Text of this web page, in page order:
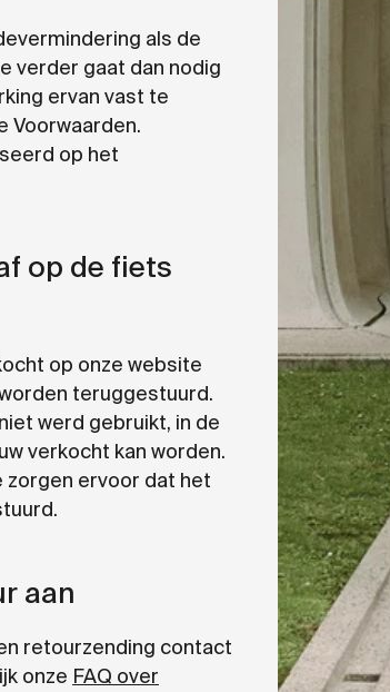
als de
verder gaat dan nodig
ervan vast te
Voorwaarden.
op het
op de fiets
op onze website
teruggestuurd.
werd gebruikt, in de
verkocht kan worden.
zorgen ervoor dat het
aan
retourzending contact
onze FAQ over